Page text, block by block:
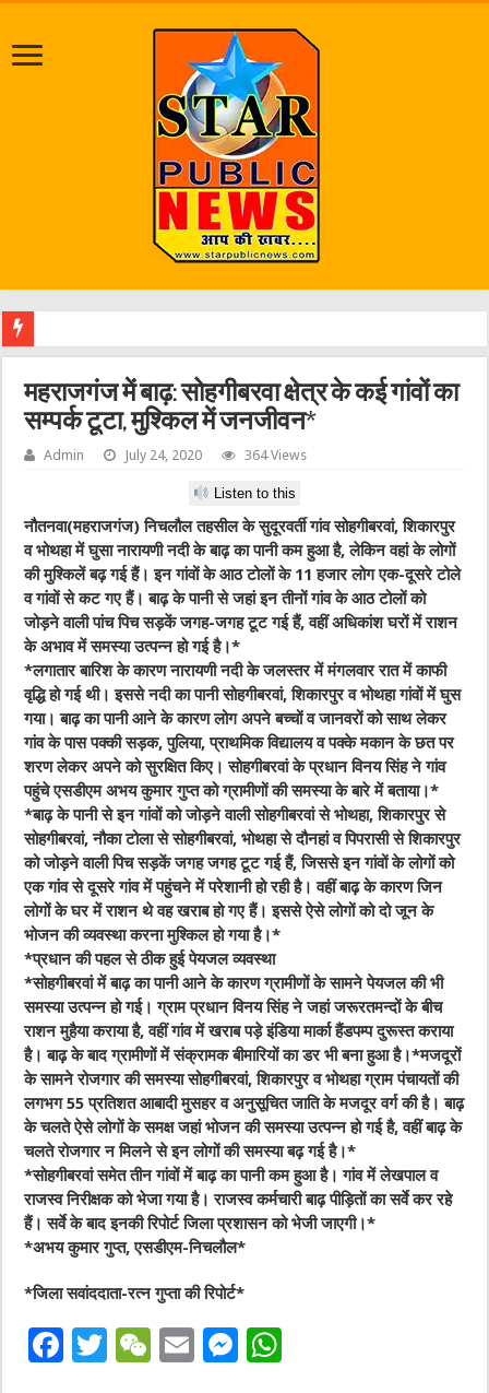
महराजगंज में बाढ़: सोहगीबरवा क्षेत्र के कई गांवों का
सम्‍पर्क टूटा, मुश्किल में जनजीवन*
Admin July 24, 2020 364 Views
Listen to this
नौतनवा(महराजगंज) निचलौल तहसील के सुदूरवर्ती गांव सोहगीबरवां, शिकारपुर
व भोथहा में घुसा नारायणी नदी के बाढ़ का पानी कम हुआ है, लेकिन वहां के लोगों
की मुश्किलें बढ़ गई हैं। इन गांवों के आठ टोलों के 11 हजार लोग एक-दूसरे टोले
व गांवों से कट गए हैं। बाढ़ के पानी से जहां इन तीनों गांव के आठ टोलों को
जोड़ने वाली पांच पिच सड़कें जगह-जगह टूट गई हैं, वहीं अधिकांश घरों में राशन
के अभाव में समस्या उत्पन्न हो गई है।*
*लगातार बारिश के कारण नारायणी नदी के जलस्तर में मंगलवार रात में काफी
वृद्धि हो गई थी। इससे नदी का पानी सोहगीबरवां, शिकारपुर व भोथहा गांवों में घुस
गया। बाढ़ का पानी आने के कारण लोग अपने बच्चों व जानवरों को साथ लेकर
गांव के पास पक्की सड़क, पुलिया, प्राथमिक विद्यालय व पक्के मकान के छत पर
शरण लेकर अपने को सुरक्षित किए। सोहगीबरवां के प्रधान विनय सिंह ने गांव
पहुंचे एसडीएम अभय कुमार गुप्त को ग्रामीणों की समस्या के बारे में बताया।*
*बाढ़ के पानी से इन गांवों को जोड़ने वाली सोहगीबरवां से भोथहा, शिकारपुर से
सोहगीबरवां, नौका टोला से सोहगीबरवां, भोथहा से दौनहां व पिपरासी से शिकारपुर
को जोड़ने वाली पिच सड़कें जगह जगह टूट गई हैं, जिससे इन गांवों के लोगों को
एक गांव से दूसरे गांव में पहुंचने में परेशानी हो रही है। वहीं बाढ़ के कारण जिन
लोगों के घर में राशन थे वह खराब हो गए हैं। इससे ऐसे लोगों को दो जून के
भोजन की व्यवस्था करना मुश्किल हो गया है।*
*प्रधान की पहल से ठीक हुई पेयजल व्यवस्था
*सोहगीबरवां में बाढ़ का पानी आने के कारण ग्रामीणों के सामने पेयजल की भी
समस्या उत्पन्न हो गई। ग्राम प्रधान विनय सिंह ने जहां जरूरतमन्दों के बीच
राशन मुहैया कराया है, वहीं गांव में खराब पड़े इंडिया मार्का हैंडपम्प दुरूस्त कराया
है। बाढ़ के बाद ग्रामीणों में संक्रामक बीमारियों का डर भी बना हुआ है।*मजदूरों
के सामने रोजगार की समस्या सोहगीबरवां, शिकारपुर व भोथहा ग्राम पंचायतों की
लगभग 55 प्रतिशत आबादी मुसहर व अनुसूचित जाति के मजदूर वर्ग की है। बाढ़
के चलते ऐसे लोगों के समक्ष जहां भोजन की समस्या उत्पन्न हो गई है, वहीं बाढ़ के
चलते रोजगार न मिलने से इन लोगों की समस्या बढ़ गई है।*
*सोहगीबरवां समेत तीन गांवों में बाढ़ का पानी कम हुआ है। गांव में लेखपाल व
राजस्व निरीक्षक को भेजा गया है। राजस्व कर्मचारी बाढ़ पीड़ितों का सर्वे कर रहे
हैं। सर्वे के बाद इनकी रिपोर्ट जिला प्रशासन को भेजी जाएगी।*
*अभय कुमार गुप्त, एसडीएम-निचलौल*
*जिला सवांददाता-रत्न गुप्ता की रिपोर्ट*
F
T
W E
M